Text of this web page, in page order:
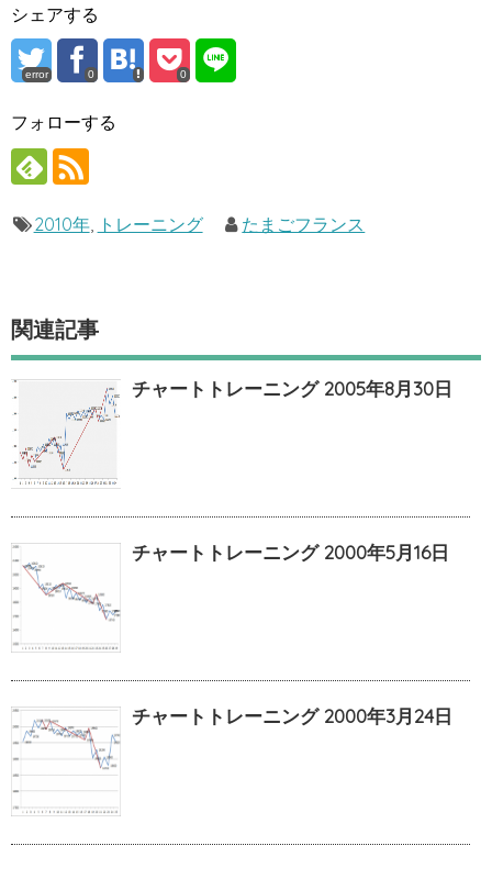
シェアする
error 0 0
フォローする
2010年, トレーニング たまごフランス
関連記事
チャートトレーニング 2005年8月30日
チャートトレーニング 2000年5月16日
チャートトレーニング 2000年3月24日